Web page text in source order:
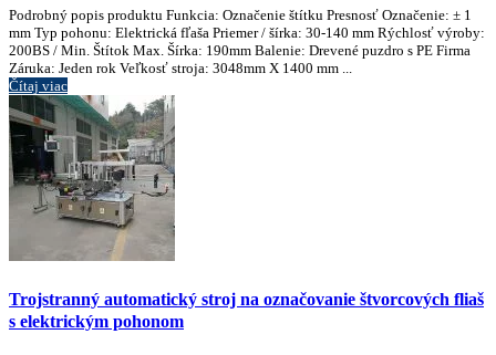
Podrobný popis produktu Funkcia: Označenie štítku Presnosť Označenie: ± 1
mm Typ pohonu: Elektrická fľaša Priemer / šírka: 30-140 mm Rýchlosť výroby:
200BS / Min. Štítok Max. Šírka: 190mm Balenie: Drevené puzdro s PE Firma
Záruka: Jeden rok Veľkosť stroja: 3048mm X 1400 mm ...
Čítaj viac
Trojstranný automatický stroj na označovanie štvorcových fliaš
s elektrickým pohonom